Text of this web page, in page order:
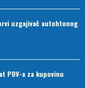
uzgajivač autohtonog
PDV-a za kupovinu